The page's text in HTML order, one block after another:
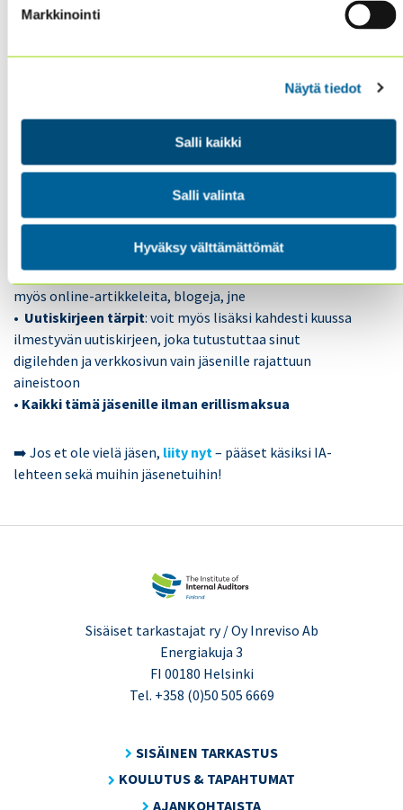
Markkinointi
Näytä tiedot
Salli kaikki
Salli valinta
Hyväksy välttämättömät
Jäsenenä käsissäsi on koko tuorein
älypuhelinsovelluksen avulla matkapuhelimeesi
• Hyödyllinen sisältö: pääset selailemaan sisäisen
tarkastuksen johtavaa julkaisua, josta on
muodostunut korvaamaton resurssi
joka kattaa aikaisemmin ilmestyneet lehdet vuodesta
2004 alkaen (englanniksi ja espanjaksi)
• Lisää verkkosivulla:InternalAuditor.orgtarjoaa
myös online-artikkeleita, blogeja, jne
• Uutiskirjeen tärpit: voit myös lisäksi kahdesti kuussa
ilmestyvän uutiskirjeen, joka tutustuttaa sinut
digilehden ja verkkosivun vain jäsenille rajattuun
aineistoon
• Kaikki tämä jäsenille ilman erillismaksua
➡️ Jos et ole vielä jäsen, liity nyt– pääset käsiksi IA-
lehteen sekä muihin jäsenetuihin!
Sisäiset tarkastajat ry / Oy Inreviso Ab
Energiakuja 3
FI 00180 Helsinki
Tel. +358 (0)50 505 6669
SISÄINEN TARKASTUS
KOULUTUS & TAPAHTUMAT
AJANKOHTAISTA